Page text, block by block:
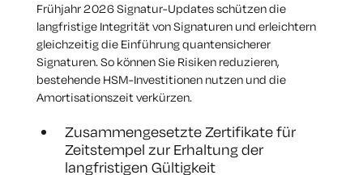
Frühjahr 2026 Signatur-Updates schützen die
langfristige Integrität von Signaturen und erleichtern
gleichzeitig die Einführung quantensicherer
Signaturen. So können Sie Risiken reduzieren,
bestehende HSM-Investitionen nutzen und die
Amortisationszeit verkürzen.
Zusammengesetzte Zertifikate für
Zeitstempel zur Erhaltung der
langfristigen Gültigkeit